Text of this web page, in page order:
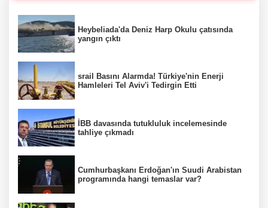
Heybeliada'da Deniz Harp Okulu çatısında
yangın çıktı
srail Basını Alarmda! Türkiye'nin Enerji
Hamleleri Tel Aviv'i Tedirgin Etti
İBB davasında tutukluluk incelemesinde
tahliye çıkmadı
Cumhurbaşkanı Erdoğan'ın Suudi Arabistan
programında hangi temaslar var?